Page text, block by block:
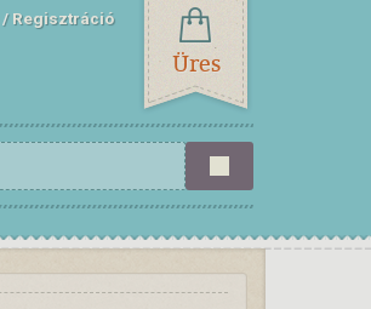
Regisztráció
Üres